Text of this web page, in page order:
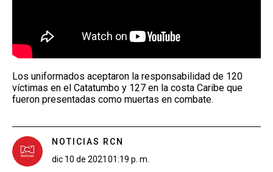
Los uniformados aceptaron la responsabilidad de 120
víctimas en el Catatumbo y 127 en la costa Caribe que
fueron presentadas como muertas en combate.
NOTICIAS RCN
dic 10 de 2021 01:19 p. m.